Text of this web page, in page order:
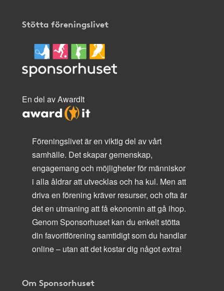
Stötta föreningslivet
En del av AwardIt
Föreningslivet är en viktig del av vårt
samhälle. Det skapar gemenskap,
engagemang och möjligheter för människor
i alla åldrar att utvecklas och ha kul. Men att
driva en förening kräver resurser, och ofta är
det en utmaning att få ekonomin att gå ihop.
Genom Sponsorhuset kan du enkelt stötta
din favoritförening samtidigt som du handlar
online – utan att det kostar dig något extra!
Om Sponsorhuset